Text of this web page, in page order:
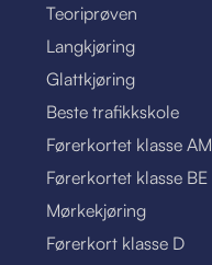
Teoriprøven
Langkjøring
Glattkjøring
Beste trafikkskole
Førerkortet klasse AM
Førerkortet klasse BE
Mørkekjøring
Førerkort klasse D